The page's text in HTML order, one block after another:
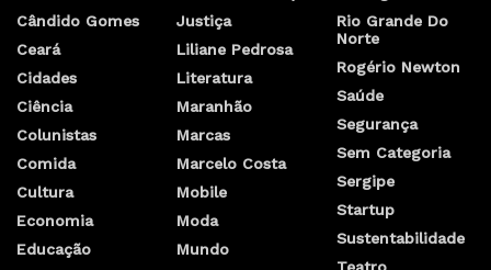
Cândido Gomes
Ceará
Cidades
Ciência
Colunistas
Comida
Cultura
Economia
Educação
Justiça
Liliane Pedrosa
Literatura
Maranhão
Marcas
Marcelo Costa
Mobile
Moda
Mundo
Rio Grande Do
Norte
Rogério Newton
Saúde
Segurança
Sem Categoria
Sergipe
Startup
Sustentabilidade